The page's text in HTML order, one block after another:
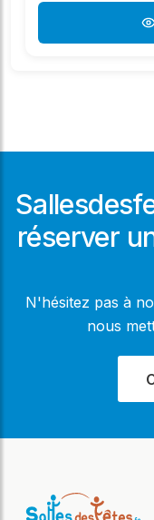
réserver
N'hésitez pas à
nous